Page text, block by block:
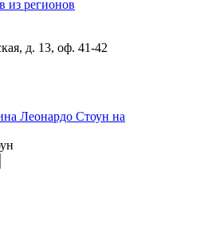
из регионов
д. 13, оф. 41-42